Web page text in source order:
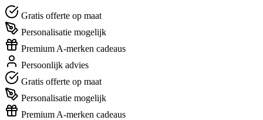
Gratis offerte op maat
Personalisatie mogelijk
Premium A-merken cadeaus
Persoonlijk advies
Gratis offerte op maat
Personalisatie mogelijk
Premium A-merken cadeaus